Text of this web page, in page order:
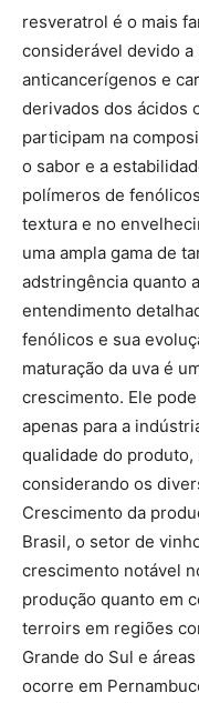
resveratrol é o mais
considerável devido
anticancerígenos e
derivados dos ácidos
participam na
o sabor e a
polímeros de
textura e no
uma ampla gama de
adstringência quanto
entendimento
fenólicos e sua
maturação da uva é
crescimento. Ele
apenas para a
qualidade do produto,
considerando os
Crescimento da
Brasil, o setor de
crescimento notável
produção quanto em
terroirs em regiões
Grande do Sul e
ocorre em